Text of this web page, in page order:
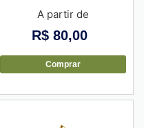
A partir de
R$80,00
Comprar